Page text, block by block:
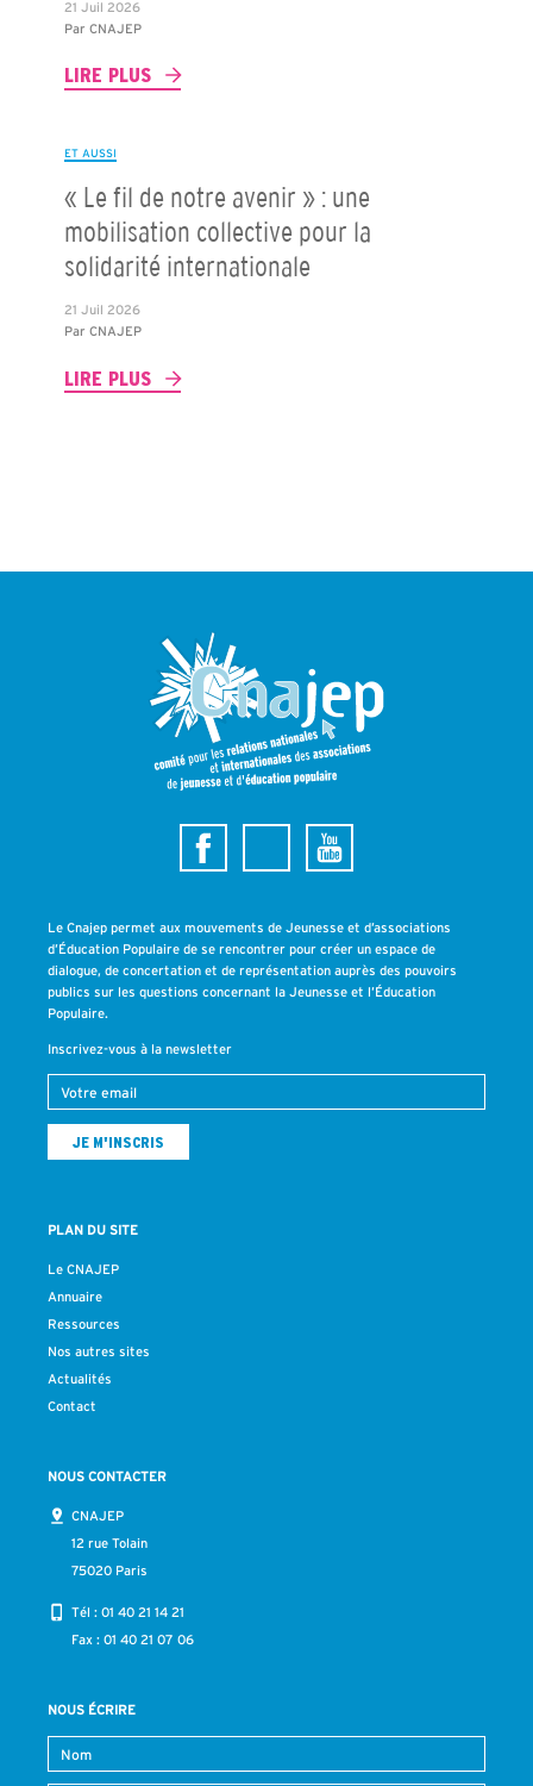
21 Juil 2026
Par CNAJEP
LIRE PLUS
ET AUSSI
« Le fil de notre avenir » : une
mobilisation collective pour la
solidarité internationale
21 Juil 2026
Par CNAJEP
LIRE PLUS
Le Cnajep permet aux mouvements de Jeunesse et d’associations
d’Éducation Populaire de se rencontrer pour créer un espace de
dialogue, de concertation et de représentation auprès des pouvoirs
publics sur les questions concernant la Jeunesse et l’Éducation
Populaire.
Inscrivez-vous à la newsletter
PLAN DU SITE
Le CNAJEP
Annuaire
Ressources
Nos autres sites
Actualités
Contact
NOUS CONTACTER
CNAJEP
12 rue Tolain
75020 Paris
Tél : 01 40 21 14 21
Fax : 01 40 21 07 06
NOUS ÉCRIRE